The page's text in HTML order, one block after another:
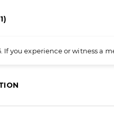
If you experience or witness